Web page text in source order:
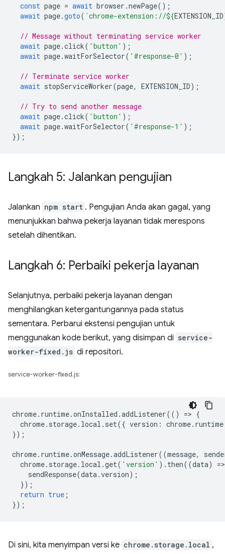
const page = await browser .newPage();
await page.goto( `chrome-extension://${EXTENSION_ID
// Message without terminating service worker
await page.click( 'button' );
await page.waitForSelector( '#response-0' );
// Terminate service worker
await stopServiceWorker(page, EXTENSION_ID);
// Try to send another message
await page.click( 'button' );
await page.waitForSelector( '#response-1' );
});
Langkah 5: Jalankan pengujian
Jalankan npm start . Pengujian Anda akan gagal, yang
menunjukkan bahwa pekerja layanan tidak merespons
setelah dihentikan.
Langkah 6: Perbaiki pekerja layanan
Selanjutnya, perbaiki pekerja layanan dengan
menghilangkan ketergantungannya pada status
sementara. Perbarui ekstensi pengujian untuk
menggunakan kode berikut, yang disimpan di service-
worker-fixed.js di repositori.
service-worker-fixed.js:
chrome. runtime.onInstalled .addListener(() => {
chrome. storage. local . set({ version : chrome. runtime
});
chrome. runtime.onMessage.addListener((message,
chrome. storage. local .get( 'version' ). then((data) =>
sendResponse(data.version);
});
return true ;
});
Di sini, kita menyimpan versi ke chrome.storage.local ,